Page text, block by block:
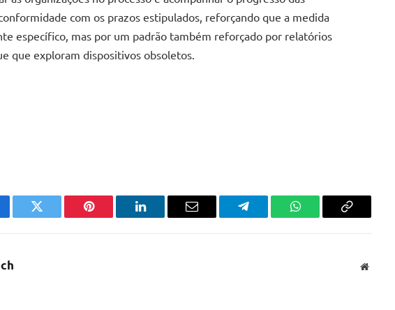
com os prazos estipulados, reforçando que a medida
específico, mas por um padrão também reforçado por relatórios
que exploram dispositivos obsoletos.
Twitter Pinterest LinkedIn Email Telegram WhatsAppCopiar
Website